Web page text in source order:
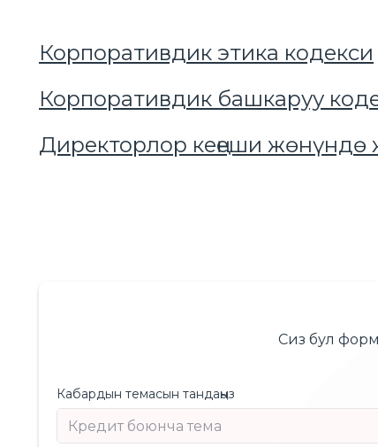
Корпоративдик этика кодекси
Корпоративдик башкаруу
Директорлор кеңеши жөнүндө
Сиз бул
Кабардын темасын тандаңыз